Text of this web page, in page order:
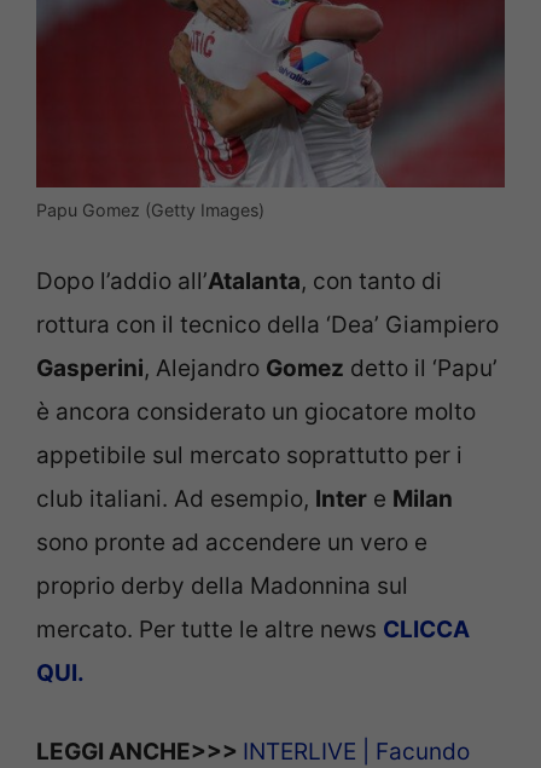
Papu Gomez (Getty Images)
Dopo l’addio all’Atalanta, con tanto di
rottura con il tecnico della ‘Dea’ Giampiero
Gasperini, Alejandro Gomez detto il ‘Papu’
è ancora considerato un giocatore molto
appetibile sul mercato soprattutto per i
club italiani. Ad esempio, Inter e Milan
sono pronte ad accendere un vero e
proprio derby della Madonnina sul
mercato. Per tutte le altre news CLICCA
QUI.
LEGGI ANCHE>>> INTERLIVE | Facundo